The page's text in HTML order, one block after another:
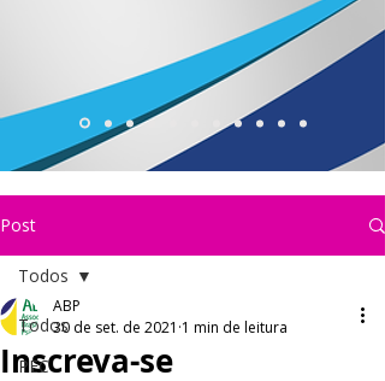
Post
Todos
PEC
Todos
Inscreva-se
ABP
30 de set. de 2021 1 min de leitura